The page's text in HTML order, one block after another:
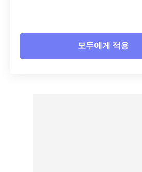
모두에게 적용